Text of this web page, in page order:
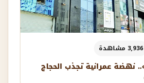
3,936 مشاهدة
نهضة عمرانية تجذب الحجاج